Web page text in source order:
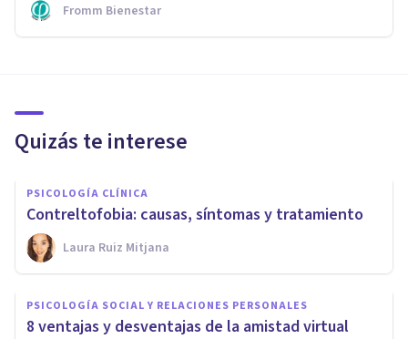
Fromm Bienestar
Quizás te interese
PSICOLOGÍA CLÍNICA
Contreltofobia: causas, síntomas y tratamiento
Laura Ruiz Mitjana
PSICOLOGÍA SOCIAL Y RELACIONES PERSONALES
8 ventajas y desventajas de la amistad virtual